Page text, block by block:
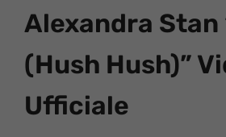
Alexandra Stan
(Hush Hush)”
Ufficiale